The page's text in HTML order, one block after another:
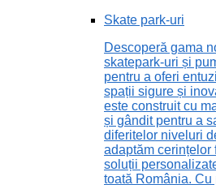
Skate park-uri
Descoperă gama
skatepark-uri și
pentru a oferi
spații sigure și
este construit cu
și gândit pentru a
diferitelor niveluri
adaptăm cerințelor
soluții
toată România.